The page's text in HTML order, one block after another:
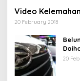
Video
20 February 2018
20